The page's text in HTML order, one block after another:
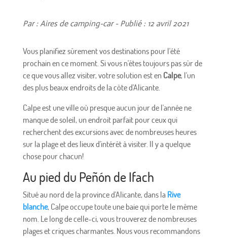
Par : Aires de camping-car - Publié : 12 avril 2021
Vous planifiez sûrement vos destinations pour l'été
prochain en ce moment. Si vous n'êtes toujours pas sûr de
ce que vous allez visiter, votre solution est en Calpe, l'un
des plus beaux endroits de la côte d'Alicante.
Calpe est une ville où presque aucun jour de l'année ne
manque de soleil, un endroit parfait pour ceux qui
recherchent des excursions avec de nombreuses heures
sur la plage et des lieux d'intérêt à visiter. Il y a quelque
chose pour chacun!
Au pied du Peñón de Ifach
Situé au nord de la province d'Alicante, dans la Rive
blanche, Calpe occupe toute une baie qui porte le même
nom. Le long de celle-ci, vous trouverez de nombreuses
plages et criques charmantes. Nous vous recommandons